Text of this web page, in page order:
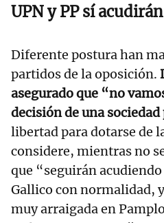
UPN y PP sí acudirán
Diferente postura han
partidos de la oposición.
asegurado que “no
decisión de una
libertad para dotarse de
considere, mientras no
que “seguirán
Gallico con normalidad,
muy arraigada en